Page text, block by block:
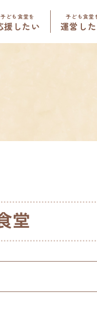
子ども食堂を
援したい
子ども食堂
運営し
堂